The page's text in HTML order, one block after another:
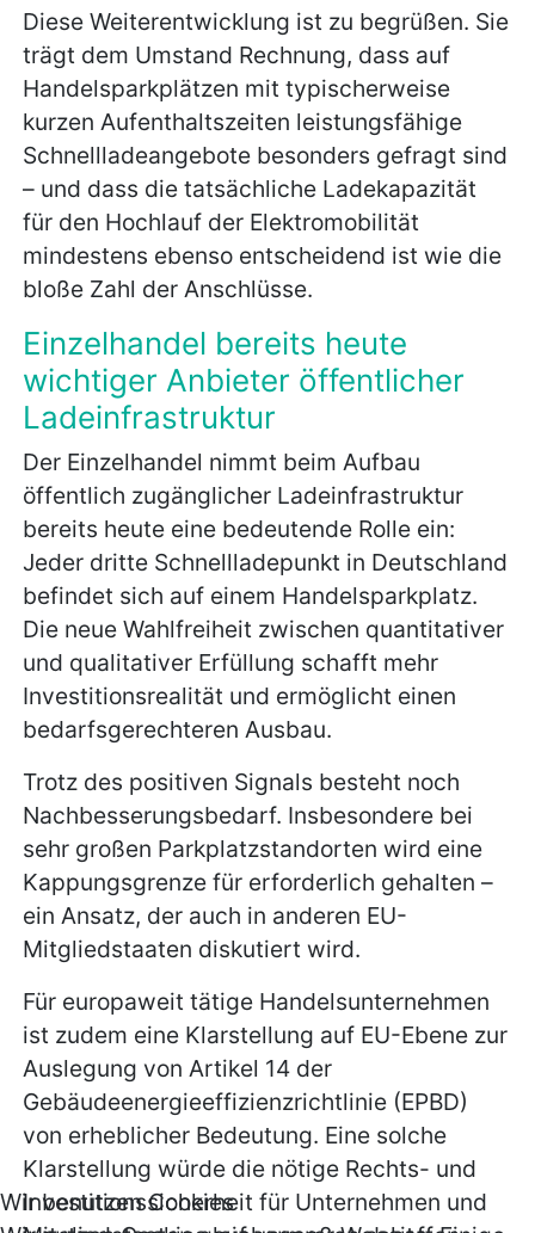
Diese Weiterentwicklung ist zu begrüßen. Sie
trägt dem Umstand Rechnung, dass auf
Handelsparkplätzen mit typischerweise
kurzen Aufenthaltszeiten leistungsfähige
Schnellladeangebote besonders gefragt sind
– und dass die tatsächliche Ladekapazität
für den Hochlauf der Elektromobilität
mindestens ebenso entscheidend ist wie die
bloße Zahl der Anschlüsse.
Einzelhandel bereits heute
wichtiger Anbieter öffentlicher
Ladeinfrastruktur
Der Einzelhandel nimmt beim Aufbau
öffentlich zugänglicher Ladeinfrastruktur
bereits heute eine bedeutende Rolle ein:
Jeder dritte Schnellladepunkt in Deutschland
befindet sich auf einem Handelsparkplatz.
Die neue Wahlfreiheit zwischen quantitativer
und qualitativer Erfüllung schafft mehr
Investitionsrealität und ermöglicht einen
bedarfsgerechteren Ausbau.
Trotz des positiven Signals besteht noch
Nachbesserungsbedarf. Insbesondere bei
sehr großen Parkplatzstandorten wird eine
Kappungsgrenze für erforderlich gehalten –
ein Ansatz, der auch in anderen EU-
Mitgliedstaaten diskutiert wird.
Für europaweit tätige Handelsunternehmen
ist zudem eine Klarstellung auf EU-Ebene zur
Auslegung von Artikel 14 der
Gebäudeenergieeffizienzrichtlinie (EPBD)
von erheblicher Bedeutung. Eine solche
Klarstellung würde die nötige Rechts- und
Investitionssicherheit für Unternehmen und
Wir benutzen Cookies